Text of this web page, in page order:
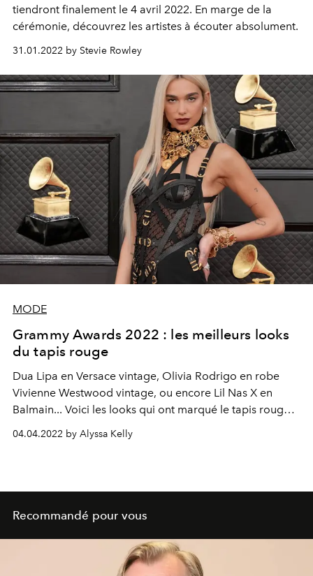
tiendront finalement le 4 avril 2022. En marge de la
cérémonie, découvrez les artistes à écouter absolument.
31.01.2022 by Stevie Rowley
MODE
Grammy Awards 2022 : les meilleurs looks
du tapis rouge
Dua Lipa en Versace vintage, Olivia Rodrigo en robe
Vivienne Westwood vintage, ou encore Lil Nas X en
Balmain... Voici les looks qui ont marqué le tapis rouge
des Grammys Awards 2022.
04.04.2022 by Alyssa Kelly
Recommandé pour vous